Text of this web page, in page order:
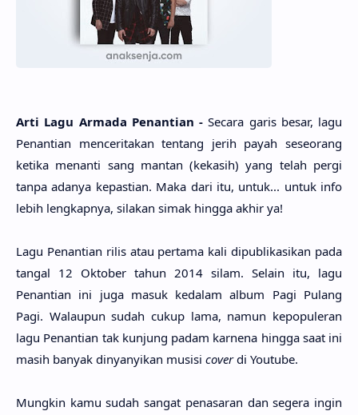
Arti Lagu Arma­da Penanti­an - Seca­ra garis besar, lagu
Penanti­an mencerita­kan ten­tang jerih payah seseo­rang
keti­ka menan­ti sang man­tan (keka­sih) yang telah pergi
tanpa ada­nya kepasti­an. Maka dari itu, untuk... untuk info
lebih lengkap­nya, sila­kan simak hing­ga akhir ya!
Lagu Penanti­an rilis atau perta­ma kali dipublikasi­kan pada
tangal 12 Okto­ber tahun 2014 silam. Selain itu, lagu
Penanti­an ini juga masuk keda­lam album Pagi Pulang
Pagi. Walau­pun sudah cukup lama, namun kepopule­ran
lagu Penanti­an tak kun­jung padam karne­na hing­ga saat ini
masih banyak dinyanyi­kan musi­si coverdi Youtu­be.
Mung­kin kamu sudah sangat penasa­ran dan sege­ra ingin